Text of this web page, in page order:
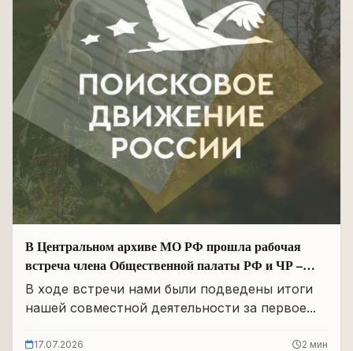
В Центральном архиве МО РФ прошла рабочая
встреча члена Общественной палаты РФ и ЧР –
Руководителя Регионального отделения «Поисковое
движение России» в ЧР Иса Сардалов с
Панковым
В ходе встречи нами были подведены итоги
нашей совместной деятельности за первое...
17.07.2026 2 мин